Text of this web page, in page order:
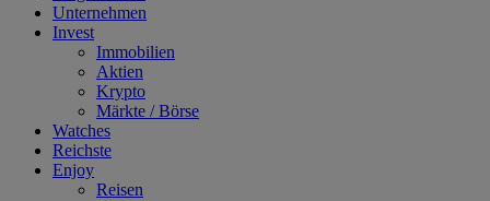
Unternehmen
Invest
Immobilien
Aktien
Krypto
Märkte / Börse
Watches
Reichste
Enjoy
Reisen